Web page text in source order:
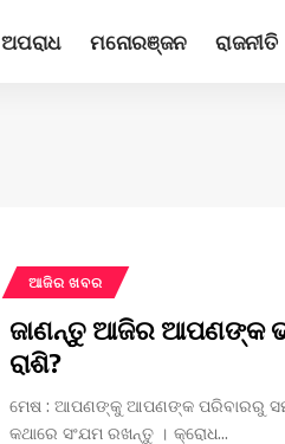
ଅପରାଧ ମନୋରଞ୍ଜନ ରାଜନୀତି
ଆଜିର ଖବର
ଜାଣନ୍ତୁ ଆଜିର ଆପଣଙ୍କ
ରାଶି?
ମେଷ : ଆପଣଙ୍କୁ ଆପଣଙ୍କ ପରିବାରରୁ
କଥାରେ ସଂଯମ ରଖନ୍ତୁ । କ୍ରୋଧ…